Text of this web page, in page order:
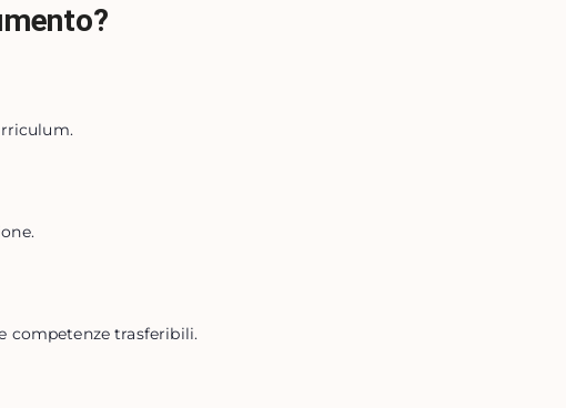
competenze trasferibili.